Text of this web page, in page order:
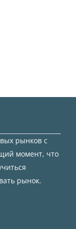
рынков с
момент, что
рынок.